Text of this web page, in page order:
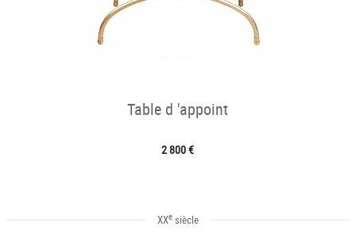
Table d 'appoint
2 800 €
XXesiècle